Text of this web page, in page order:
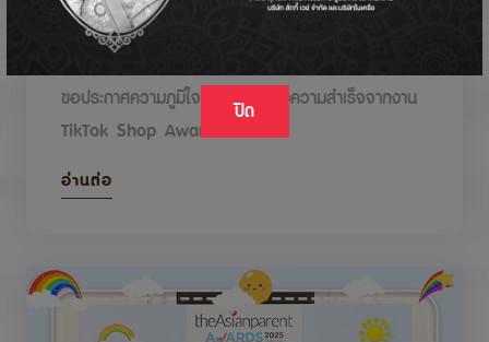
ปิด
DODOLOVE รับรางวัลในงาน TikTok Shop
Awards 2026
ขอประกาศความภูมิใจกับรางวัลแห่งความสำเร็จจากงาน
TikTok Shop Awards 2026
อ่านต่อ